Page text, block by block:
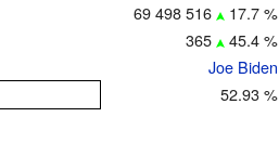
69 498 516 17.7 %
365 45.4 %
Joe Biden
52.93 %